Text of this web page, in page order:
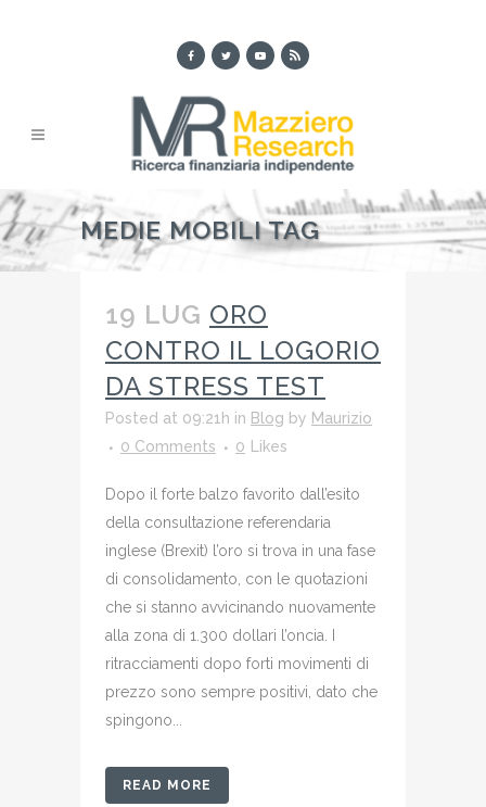
MEDIE MOBILI TAG
19 LUG ORO
CONTRO IL LOGORIO
DA STRESS TEST
Posted at 09:21h in Blog by Maurizio
0 Comments
0 Likes
Dopo il forte balzo favorito dall’esito
della consultazione referendaria
inglese (Brexit) l’oro si trova in una fase
di consolidamento, con le quotazioni
che si stanno avvicinando nuovamente
alla zona di 1.300 dollari l’oncia. I
ritracciamenti dopo forti movimenti di
prezzo sono sempre positivi, dato che
spingono...
READ MORE